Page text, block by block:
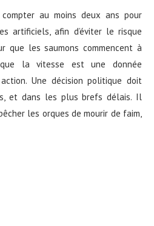
au moins deux ans pour
artificiels, afin d’éviter le risque
que les saumons commencent à
la vitesse est une donnée
Une décision politique doit
et dans les plus brefs délais. Il
les orques de mourir de faim,